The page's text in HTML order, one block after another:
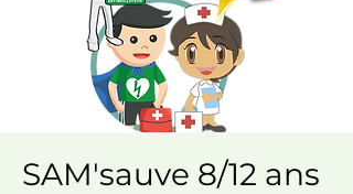
SAM'sauve 8/12 ans